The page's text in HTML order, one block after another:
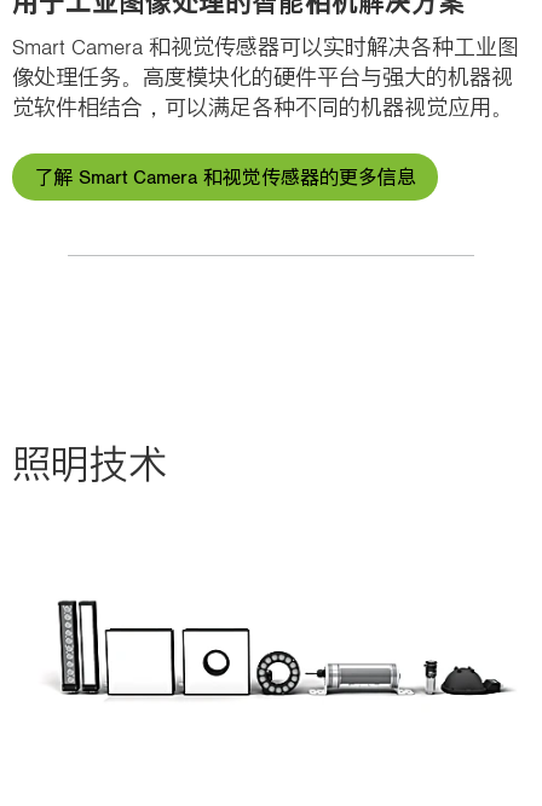
Smart Camera 和视觉传感器可以实时解决各种工业图
像处理任务。高度模块化的硬件平台与强大的机器视
觉软件相结合，可以满足各种不同的机器视觉应用。
了解 Smart Camera 和视觉传感器的更多信息
照明技术